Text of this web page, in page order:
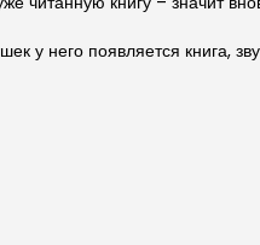
у него появляется книга,